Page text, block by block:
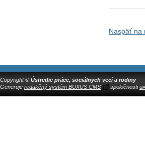
Naspäť na
Copyright © Ústredie práce, sociálnych vecí a rodiny
Generuje redakčný systém BUXUS CMS spoločnosti